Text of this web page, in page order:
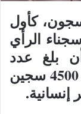
كأول
الرأي
بلغ عدد
معتقليها في وقت واحد حوالي 4500 سجين